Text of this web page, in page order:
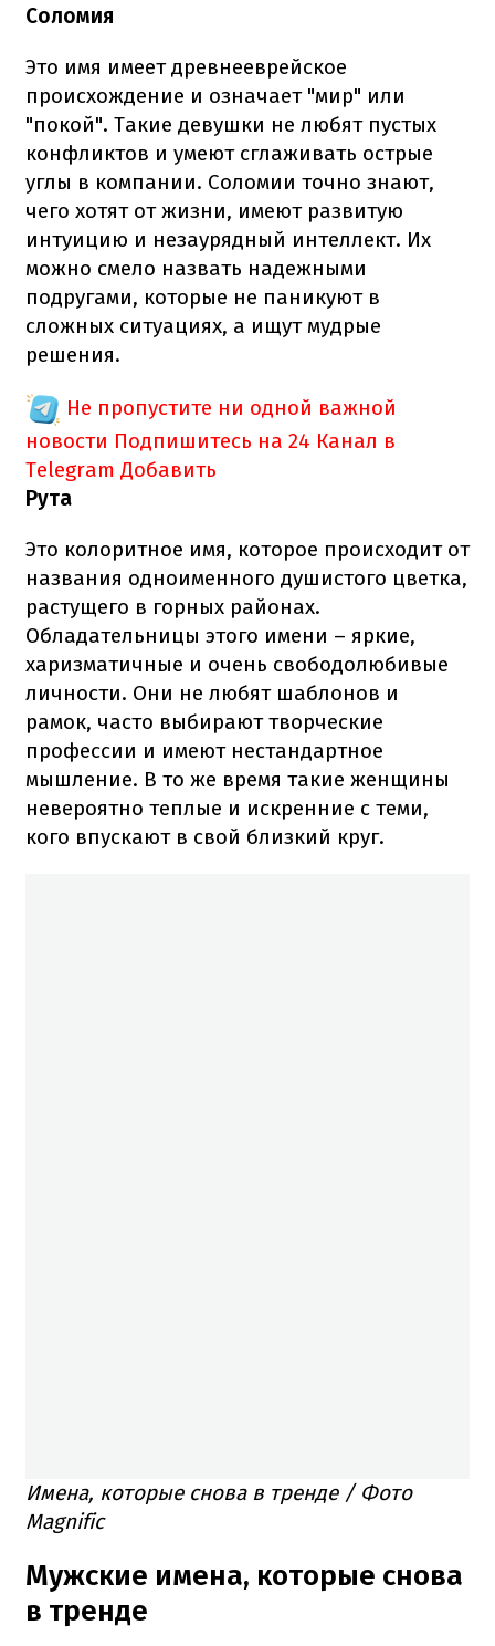
Соломия
Это имя имеет древнееврейское
происхождение и означает "мир" или
"покой". Такие девушки не любят пустых
конфликтов и умеют сглаживать острые
углы в компании. Соломии точно знают,
чего хотят от жизни, имеют развитую
интуицию и незаурядный интеллект. Их
можно смело назвать надежными
подругами, которые не паникуют в
сложных ситуациях, а ищут мудрые
решения.
Не пропустите ни одной важной
новости Подпишитесь на 24 Канал в
Telegram Добавить
Рута
Это колоритное имя, которое происходит от
названия одноименного душистого цветка,
растущего в горных районах.
Обладательницы этого имени – яркие,
харизматичные и очень свободолюбивые
личности. Они не любят шаблонов и
рамок, часто выбирают творческие
профессии и имеют нестандартное
мышление. В то же время такие женщины
невероятно теплые и искренние с теми,
кого впускают в свой близкий круг.
Имена, которые снова в тренде / Фото
Magnific
Мужские имена, которые снова
в тренде